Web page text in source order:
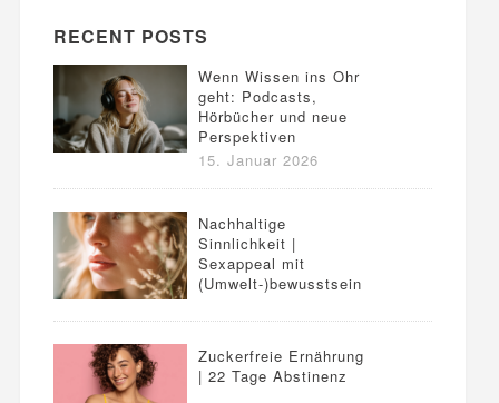
RECENT POSTS
Wenn Wissen ins Ohr
geht: Podcasts,
Hörbücher und neue
Perspektiven
15. Januar 2026
Nachhaltige
Sinnlichkeit |
Sexappeal mit
(Umwelt-)bewusstsein
Zuckerfreie Ernährung
| 22 Tage Abstinenz